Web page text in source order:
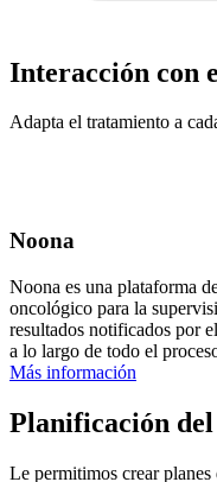
Interacción con
Adapta el tratamiento a
Noona
Noona es una plataforma
oncológico para la
resultados notificados por
a lo largo de todo el
Más información
Planificación
Le permitimos crear planes